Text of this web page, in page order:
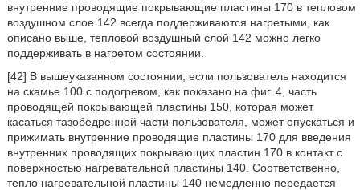
внутренние проводящие покрывающие пластины 170 в тепловом
воздушном слое 142 всегда поддерживаются нагретыми, как
описано выше, тепловой воздушный слой 142 можно легко
поддерживать в нагретом состоянии.
[42] В вышеуказанном состоянии, если пользователь находится
на скамье 100 с подогревом, как показано на фиг. 4, часть
проводящей покрывающей пластины 150, которая может
касаться тазобедренной части пользователя, может опускаться и
прижимать внутренние проводящие пластины 170 для введения
внутренних проводящих покрывающих пластин 170 в контакт с
поверхностью нагревательной пластины 140. Соответственно,
тепло нагревательной пластины 140 немедленно передается